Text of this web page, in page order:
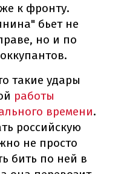
к фронту.
бьет не
но и по
такие удары
работы
времени.
российскую
не просто
бить по ней в